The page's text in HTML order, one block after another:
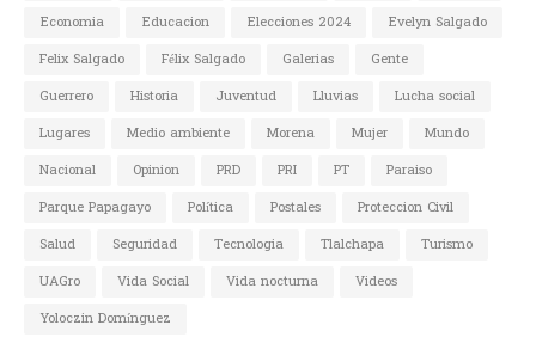
Economia
Educacion Elecciones 2024
Evelyn Salgado
Felix Salgado
Félix Salgado Galerias
Gente
Guerrero
Historia Juventud Lluvias
Lucha social
Lugares
Medio ambiente Morena Mujer
Mundo
Nacional
Opinion PRD PRI PT
Paraiso
Parque Papagayo
Política Postales
Proteccion Civil
Salud
Seguridad Tecnologia Tlalchapa
Turismo
UAGro
Vida Social Vida nocturna
Videos
Yoloczin Domínguez